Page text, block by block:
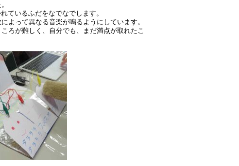
ているふだをなでなでします。
よって異なる音楽が鳴るようにしています。
ろが難しく、自分でも、まだ満点が取れたこ